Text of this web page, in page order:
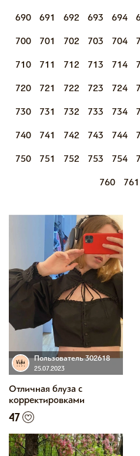
690 691 692 693 694
700 701 702 703 704
710 711 712 713 714
720 721 722 723 724
730 731 732 733 734
740 741 742 743 744
750 751 752 753 754
760 761
Пользователь 302618
25.07.2023
Отличная блуза с
корректировками
47